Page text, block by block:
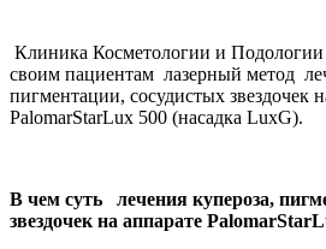
Клиника Косметологии и
своим пациентам лазерный метод
пигментации, сосудистых звездочек
PalomarStarLux 500 (насадка LuxG).
В чем суть лечения купероза,
звездочек на аппарате